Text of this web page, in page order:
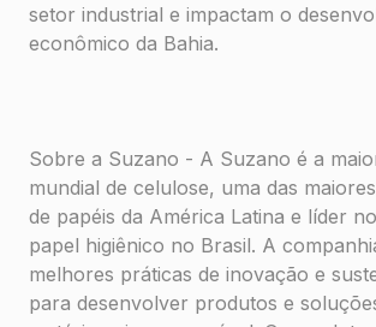
setor industrial e impactam o
econômico da Bahia.
Sobre a Suzano - A Suzano é a
mundial de celulose, uma das
de papéis da América Latina e líder
papel higiênico no Brasil. A
melhores práticas de inovação e
para desenvolver produtos e